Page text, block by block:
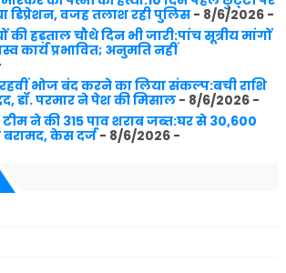
डिप्रेशन, वजह तलाश रही पुलिस- 8/6/2026-
हड़ताल चौथे दिन भी जारी:पांच सूत्रीय मांगों
कार्य प्रभावित; अनुमति नहीं
भोज बंद करने का लिया संकल्प:बची राशि
डॉ. परमार ने पेश की मिसाल- 8/6/2026-
ने की 315 पाव शराब जब्त:घर से 30,600
केस दर्ज- 8/6/2026-